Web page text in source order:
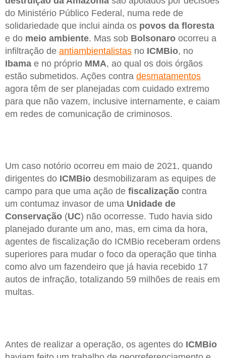
do Ministério Público Federal, numa rede de
solidariedade que inclui ainda os povos da floresta
e do meio ambiente. Mas sob Bolsonaro ocorreu a
infiltração de antiambientalistas no ICMBio, no
Ibama e no próprio MMA, ao qual os dois órgãos
estão submetidos. Ações contra desmatamentos
agora têm de ser planejadas com cuidado extremo
para que não vazem, inclusive internamente, e caiam
em redes de comunicação de criminosos.
Um caso notório ocorreu em maio de 2021, quando
dirigentes do ICMBio desmobilizaram as equipes de
campo para que uma ação de fiscalização contra
um contumaz invasor de uma Unidade de
Conservação (UC) não ocorresse. Tudo havia sido
planejado durante um ano, mas, em cima da hora,
agentes de fiscalização do ICMBio receberam ordens
superiores para mudar o foco da operação que tinha
como alvo um fazendeiro que já havia recebido 17
autos de infração, totalizando 59 milhões de reais em
multas.
Antes de realizar a operação, os agentes do ICMBio